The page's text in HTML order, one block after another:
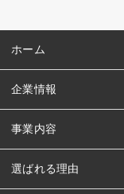
ホーム
企業情報
事業内容
選ばれる理由